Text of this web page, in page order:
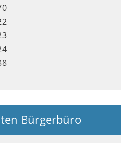
Bürgerbüro